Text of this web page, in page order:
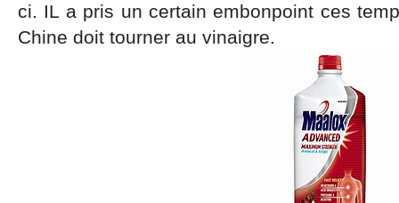
ci. IL a pris un certain embonpoint ces
Chine doit tourner au vinaigre.